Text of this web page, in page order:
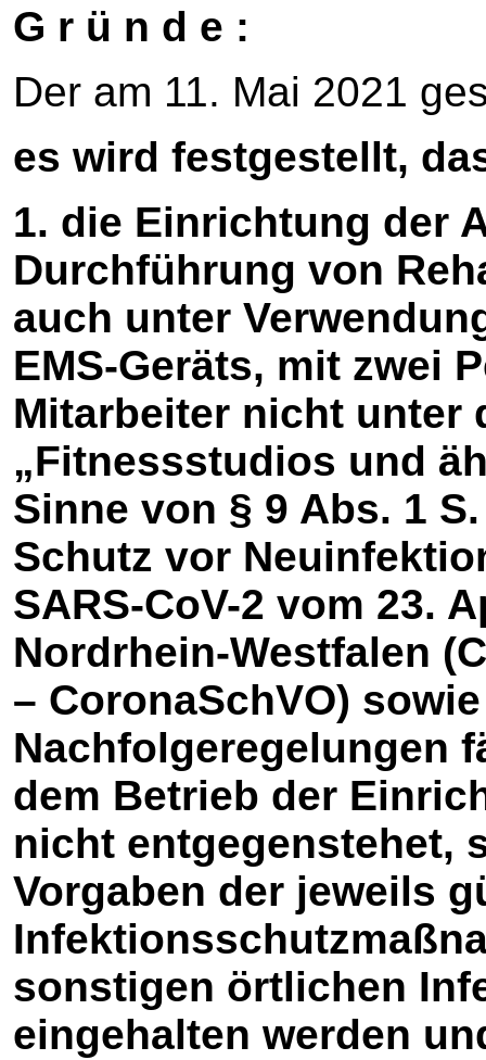
G r ü n d e :
Der am 11. Mai 2021
es wird festgestellt,
1. die Einrichtung der
Durchführung von
auch unter
EMS-Geräts, mit zwei
Mitarbeiter nicht unter
„Fitnessstudios und
Sinne von § 9 Abs. 1
Schutz vor
SARS-CoV-2 vom 23.
Nordrhein-Westfalen
– CoronaSchVO)
Nachfolgeregelungen
dem Betrieb der
nicht entgegenstehet,
Vorgaben der jeweils
sonstigen örtlichen
eingehalten werden